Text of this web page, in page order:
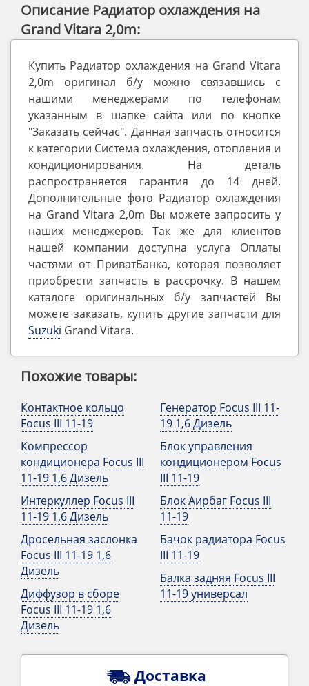
Описание Радиатор охлаждения на
Grand Vitara 2,0m:
Купить Радиатор охлаждения на Grand Vitara
2,0m оригинал б/у можно связавшись с
нашими менеджерами по телефонам
указанным в шапке сайта или по кнопке
"Заказать сейчас". Данная запчасть относится
к категории Система охлаждения, отопления и
кондиционирования. На деталь
распространяется гарантия до 14 дней.
Дополнительные фото Радиатор охлаждения
на Grand Vitara 2,0m Вы можете запросить у
наших менеджеров. Так же для клиентов
нашей компании доступна услуга Оплаты
частями от ПриватБанка, которая позволяет
приобрести запчасть в рассрочку. В нашем
каталоге оригинальных б/у запчастей Вы
можете заказать, купить другие запчасти для
Suzuki Grand Vitara.
Похожие товары:
Контактное кольцо
Focus III 11-19
Компрессор
кондиционера Focus III
11-19 1,6 Дизель
Интеркуллер Focus III
11-19 1,6 Дизель
Дросельная заслонка
Focus III 11-19 1,6
Дизель
Диффузор в сборе
Focus III 11-19 1,6
Дизель
Генератор Focus III 11-
19 1,6 Дизель
Блок управления
кондиционером Focus
III 11-19
Блок Аирбаг Focus III
11-19
Бачок радиатора Focus
III 11-19
Балка задняя Focus III
11-19 универсал
Доставка